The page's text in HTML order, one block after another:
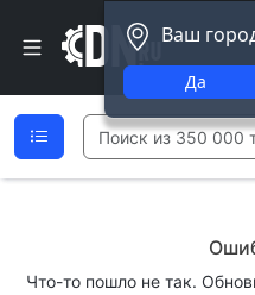
Ваш
Да
Что-то пошло не так.